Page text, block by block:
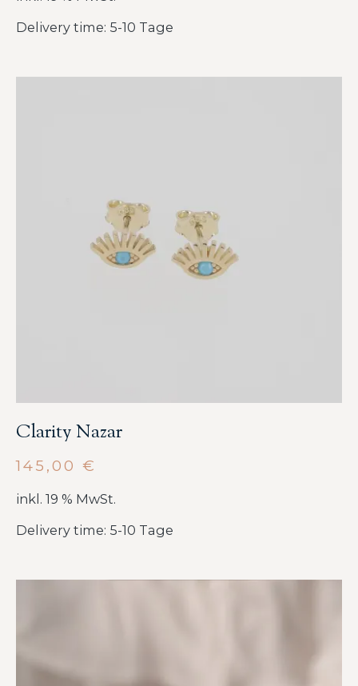
Delivery time: 5-10 Tage
Clarity Nazar
145,00 €
inkl. 19 % MwSt.
Delivery time: 5-10 Tage